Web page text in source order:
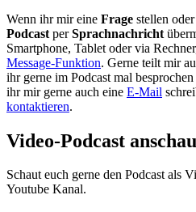
Wenn ihr mir eine Frage stellen oder
Podcast perSprachnachricht
Smartphone, Tablet oder via
Message-Funktion. Gerne teilt mir
ihr gerne im Podcast mal
ihr mir gerne auch eine E-Mail
kontaktieren.
Video-Podcast
Schaut euch gerne den Podcast als
Youtube Kanal.